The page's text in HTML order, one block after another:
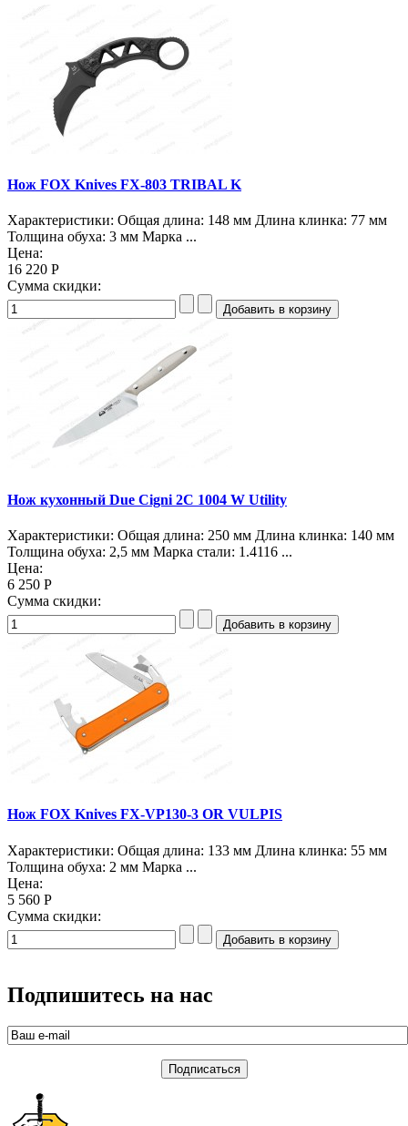
Нож FOX Knives FX-803 TRIBAL K
Характеристики: Общая длина: 148 мм Длина клинка: 77 мм
Толщина обуха: 3 мм Марка ...
Цена:
16 220 Р
Сумма скидки:
Нож кухонный Due Cigni 2C 1004 W Utility
Характеристики: Общая длина: 250 мм Длина клинка: 140 мм
Толщина обуха: 2,5 мм Марка стали: 1.4116 ...
Цена:
6 250 Р
Сумма скидки:
Нож FOX Knives FX-VP130-3 OR VULPIS
Характеристики: Общая длина: 133 мм Длина клинка: 55 мм
Толщина обуха: 2 мм Марка ...
Цена:
5 560 Р
Сумма скидки:
Подпишитесь на нас